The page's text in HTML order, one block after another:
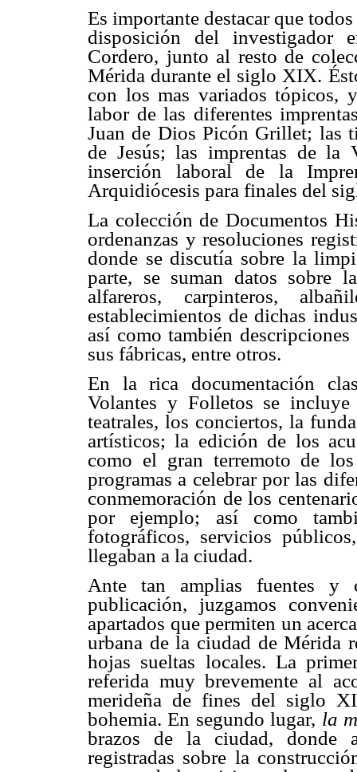
Es importante destacar que
disposición del investigador
Cordero, junto al resto de
Mérida durante el siglo XIX.
con los mas variados tópicos,
labor de las diferentes
Juan de Dios Picón Grillet; las
de Jesús; las imprentas de
inserción laboral de la
Arquidiócesis para finales del
La colección de Documentos
ordenanzas y resoluciones
donde se discutía sobre la
parte, se suman datos sobre
alfareros, carpinteros,
establecimientos de dichas
así como también
sus fábricas, entre otros.
En la rica documentación
Volantes y Folletos se incluye
teatrales, los conciertos, la
artísticos; la edición de los
como el gran terremoto de
programas a celebrar por las
conmemoración de los
por ejemplo; así como
fotográficos, servicios
llegaban a la ciudad.
Ante tan amplias fuentes y
publicación, juzgamos
apartados que permiten un
urbana de la ciudad de Mérida
hojas sueltas locales. La
referida muy brevemente al
merideña de fines del siglo
bohemia. En segundo lugar, la
brazos de la ciudad, donde
registradas sobre la